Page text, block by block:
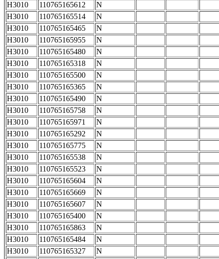
H3010
110765165612
N
H3010
110765165514
N
H3010
110765165465
N
H3010
110765165955
N
H3010
110765165480
N
H3010
110765165318
N
H3010
110765165500
N
H3010
110765165365
N
H3010
110765165490
N
H3010
110765165758
N
H3010
110765165971
N
H3010
110765165292
N
H3010
110765165775
N
H3010
110765165538
N
H3010
110765165523
N
H3010
110765165604
N
H3010
110765165669
N
H3010
110765165607
N
H3010
110765165400
N
H3010
110765165863
N
H3010
110765165484
N
H3010
110765165327
N